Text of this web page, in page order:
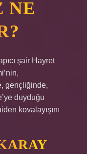
NE
şair Hayret
gençliğinde,
duyduğu
kovalayışını